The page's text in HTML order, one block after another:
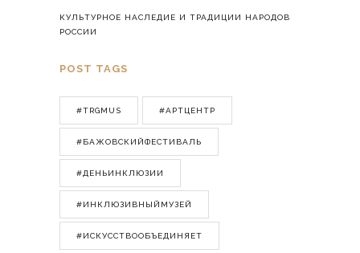
КУЛЬТУРНОЕ НАСЛЕДИЕ И ТРАДИЦИИ НАРОДОВ
РОССИИ
POST TAGS
#TRGMUS #АРТЦЕНТР
#БАЖОВСКИЙФЕСТИВАЛЬ
#ДЕНЬИНКЛЮЗИИ
#ИНКЛЮЗИВНЫЙМУЗЕЙ
#ИСКУССТВООБЪЕДИНЯЕТ